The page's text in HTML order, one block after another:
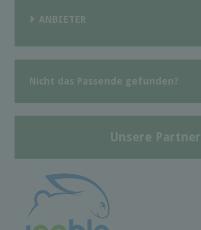
ANBIETER
Nicht das Passende gefunden?
Unsere Partner